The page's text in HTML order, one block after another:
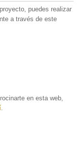
puedes realizar
a través de este
en esta web,